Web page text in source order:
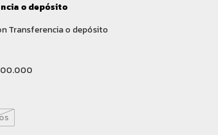
o depósito
Transferencia o depósito